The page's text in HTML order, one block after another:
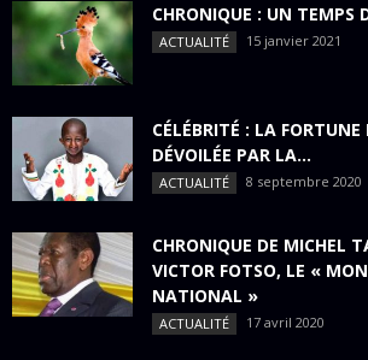
CHRONIQUE : UN TEMPS
ACTUALITÉ 15 janvier 2021
CÉLÉBRITÉ : LA
DÉVOILÉE PAR LA...
ACTUALITÉ 8 septembre 2020
CHRONIQUE DE MICHEL
VICTOR FOTSO, LE «
NATIONAL »
ACTUALITÉ 17 avril 2020